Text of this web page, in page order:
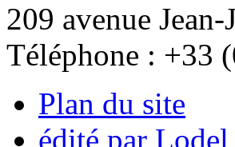
209 avenue
Téléphone : +33
Plan du site
édité par Lodel